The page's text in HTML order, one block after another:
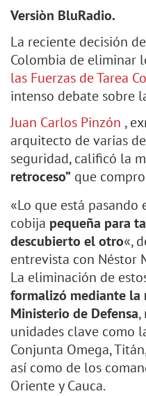
Versiòn BluRadio.
La reciente decisión
Colombia de eliminar
las Fuerzas de Tarea
intenso debate sobre
Juan Carlos Pinzón ,
arquitecto de varias
seguridad, calificó la
retroceso” que
«Lo que está pasando
cobija pequeña para
descubierto el otro«,
entrevista con Néstor
La eliminación de
formalizó mediante
Ministerio de Defensa,
unidades clave como
Conjunta Omega,
así como de los
Oriente y Cauca.